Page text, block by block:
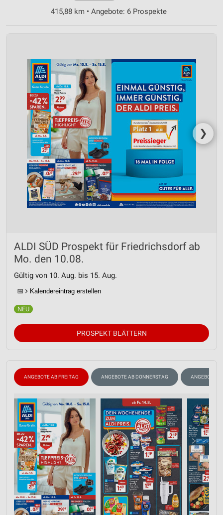
415,88 km • Angebote: 6 Prospekte
❯
ALDI SÜD Prospekt für Friedrichsdorf ab
Mo. den 10.08.
Gültig von 10. Aug. bis 15. Aug.
📅 Kalendereintrag erstellen
PROSPEKT BLÄTTERN
ANGEBOTE AB FREITAG ANGEBOTE AB DONNERSTAG ANGEBOTE